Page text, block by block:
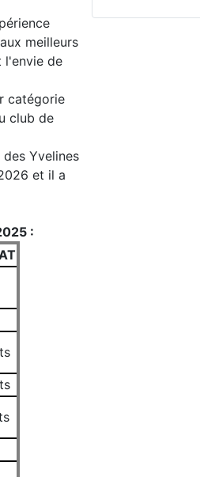
meilleurs
l'envie de
catégorie
club de
Yvelines
et il a
: